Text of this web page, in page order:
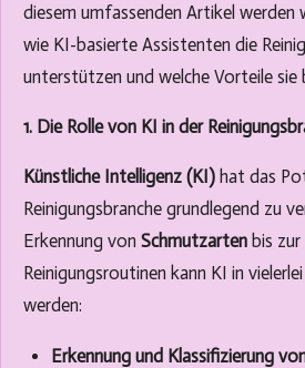
diesem umfassenden Artikel werden
wie KI-basierte Assistenten die
unterstützen und welche Vorteile sie
1. Die Rolle von KI in der
Künstliche Intelligenz (KI) hat das
Reinigungsbranche grundlegend zu
Erkennung von Schmutzarten bis
Reinigungsroutinen kann KI in
werden:
Erkennung und Klassifizierung